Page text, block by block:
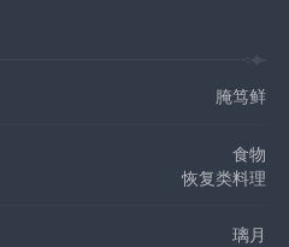
腌笃鲜
食物
恢复类料理
璃月